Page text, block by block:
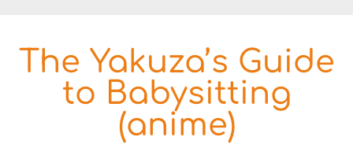
The Yakuza’s Guide
to Babysitting
(anime)